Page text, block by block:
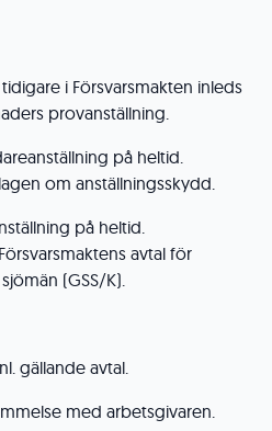
i Försvarsmakten inleds
provanställning.
på heltid.
om anställningsskydd.
på heltid.
avtal för
(GSS/K).
gällande avtal.
med arbetsgivaren.